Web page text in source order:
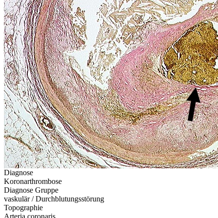
Diagnose
Koronarthrombose
Diagnose Gruppe
vaskulär / Durchblutungsstörung
Topographie
Arteria coronaris